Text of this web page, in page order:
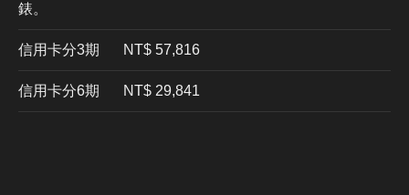
錶。
信用卡分3期 ​NT$ 57,816
信用卡分6期 NT$ 29,841